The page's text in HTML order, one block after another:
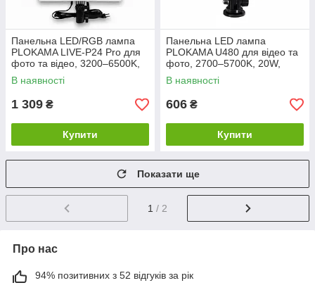
Панельна LED/RGB лампа
PLOKAMA LIVE-P24 Pro для
фото та відео, 3200–6500K,
80W, чорна
В наявності
1 309 ₴
Купити
Панельна LED лампа
PLOKAMA U480 для відео та
фото, 2700–5700K, 20W,
200×136 мм, чорна
В наявності
606 ₴
Купити
Показати ще
1 / 2
Про нас
94% позитивних з 52 відгуків за рік